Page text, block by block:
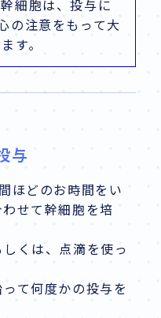
細胞は、投与に
の注意をもって大
す。
与
ほどのお時間をい
せて幹細胞を培
くは、点滴を使っ
て何度かの投与を